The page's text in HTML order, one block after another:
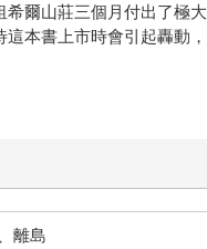
爾山莊三個月付出了極
本書上市時會引起轟動
十九世紀英勇的獵鬼志
個夏天的夏日派對，無論
不是說徵就徵得到，蒙塔
的事件。那份名單中，他
們今年夏天來舒適的鄉間
離島